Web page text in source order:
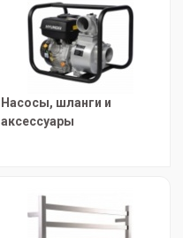
Насосы, шланги и
аксессуары